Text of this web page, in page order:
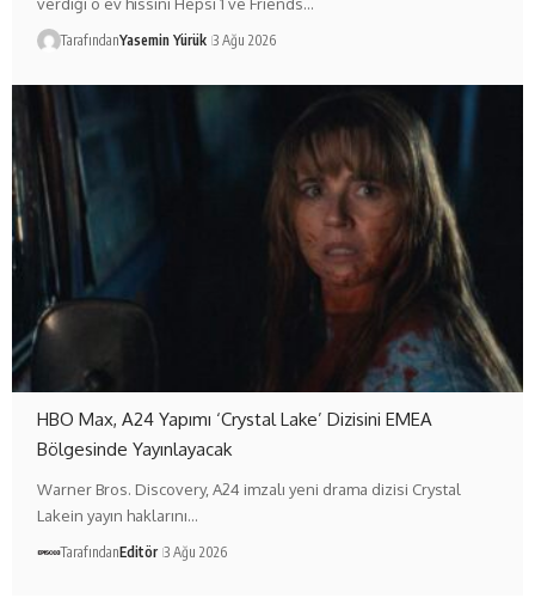
verdiği o ev hissini Hepsi 1 ve Friends…
TarafındanYasemin Yürük 3 Ağu 2026
HBO Max, A24 Yapımı ‘Crystal Lake’ Dizisini EMEA
Bölgesinde Yayınlayacak
Warner Bros. Discovery, A24 imzalı yeni drama dizisi Crystal
Lakein yayın haklarını…
TarafındanEditör 3 Ağu 2026